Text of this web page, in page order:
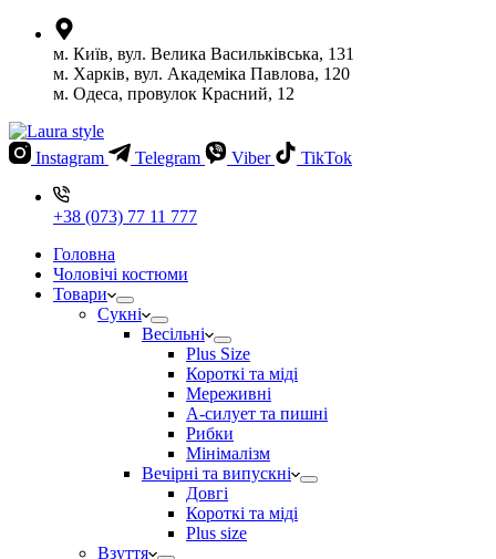
м. Київ, вул. Велика Васильківська, 131
м. Харків, вул. Академіка Павлова, 120
м. Одеса, провулок Красний, 12
Instagram Telegram Viber TikTok
+38 (073) 77 11 777
Головна
Чоловічі костюми
Товари
Сукні
Весільні
Plus Size
Короткі та міді
Мереживні
А-силует та пишні
Рибки
Мінімалізм
Вечірні та випускні
Довгі
Короткі та міді
Plus size
Взуття